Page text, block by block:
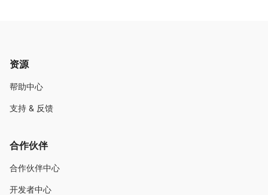
资源
帮助中心
支持 & 反馈
合作伙伴
合作伙伴中心
开发者中心